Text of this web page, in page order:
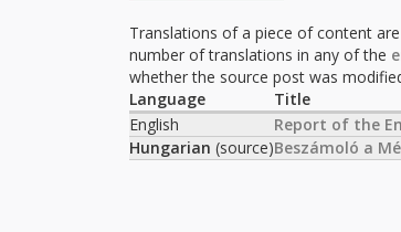
Translations of a piece of content
number of translations in any of the
whether the source post was
Language
Title
English
Report of the
Hungarian (source)Beszámoló a